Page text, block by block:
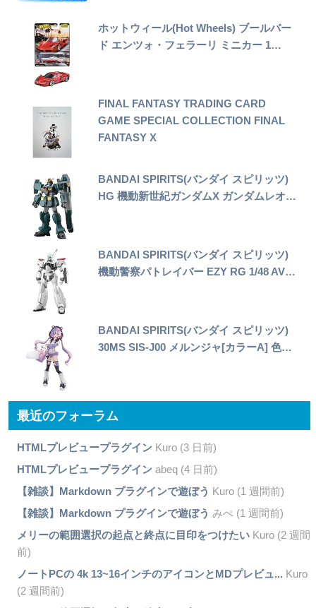
ホットウィール(Hot Wheels) ブールバー
ド エンツォ・フェラーリ ミニカー 1…
FINAL FANTASY TRADING CARD
GAME SPECIAL COLLECTION FINAL
FANTASY X
BANDAI SPIRITS(バンダイ スピリッツ)
HG 機動新世紀ガンダムX ガンダムレオ…
BANDAI SPIRITS(バンダイ スピリッツ)
機動警察パトレイバー EZY RG 1/48 AV…
BANDAI SPIRITS(バンダイ スピリッツ)
30MS SIS-J00 メルンジャ[カラーA] 色…
最近のフォーラム
HTMLプレビュープラグインKuro (3 日前)
HTMLプレビュープラグインabeq (4 日前)
【雑談】Markdown プラグインで遊ぼう Kuro (1 週間前)
【雑談】Markdown プラグインで遊ぼう みぺ (1 週間前)
メリーの範囲選択の起点と終点に目印をつけたいKuro (2 週間
前)
ノートPCの 4k 13~16インチのアイコンとMDプレビュ... Kuro
(2 週間前)